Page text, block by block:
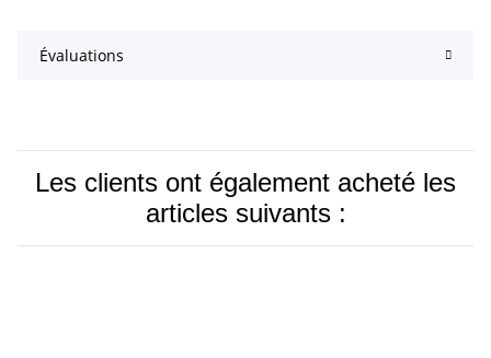
Évaluations
Les clients ont également acheté les
articles suivants :